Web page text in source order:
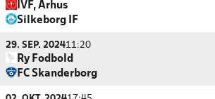
IVF, Århus
Silkeborg IF
29. SEP. 202411:20
Ry Fodbold
FC Skanderborg